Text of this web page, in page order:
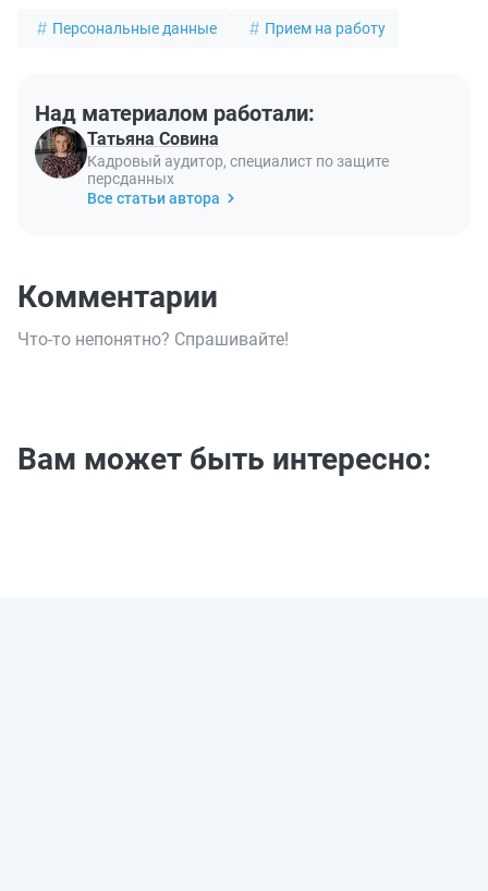
Персональные данные Прием на работу
Над материалом работали:
Татьяна Совина
Кадровый аудитор, специалист по защите
персданных
Все статьи автора
Комментарии
Что-то непонятно? Спрашивайте!
Вам может быть интересно: